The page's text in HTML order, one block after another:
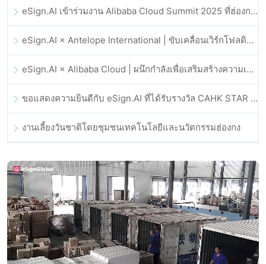
eSign.AI เข้าร่วมงาน Alibaba Cloud Summit 2025 ที่ฮ่องกง เพื่อขับเคลื่อนนวัตกรรมคลาวด์ที่ขับเคลื่อนด้วย AI และความเชื่อมั่นทางดิจิทัล
eSign.AI × Antelope International | ขับเคลื่อนเวิร์กโฟลดิจิทัลที่ปลอดภัยและขับเคลื่อนด้วย AI
eSign.AI × Alibaba Cloud | ผนึกกำลังเพื่อเสริมสร้างความเชื่อมั่นดิจิทัลระดับโลกสำหรับฟินเทค
ขอแสดงความยินดีกับ eSign.AI ที่ได้รับรางวัล CAHK STAR Award 2025
งานเลี้ยงวันชาติโดยชุมชนเทคโนโลยีและนวัตกรรมฮ่องกง